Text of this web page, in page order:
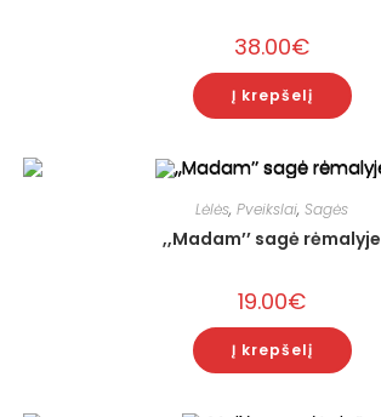
38.00€
Į krepšelį
Lėlės, Pveikslai, Sagės
,,Madam’’ sagė rėmalyje
19.00€
Į krepšelį